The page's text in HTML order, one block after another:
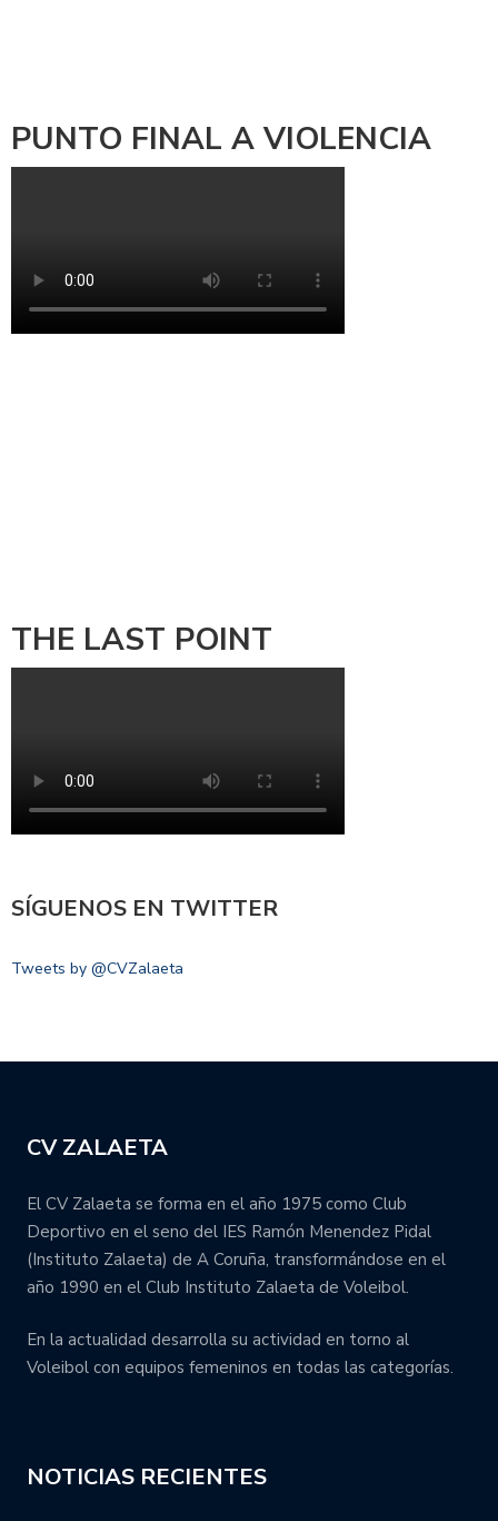
PUNTO FINAL A VIOLENCIA
THE LAST POINT
SÍGUENOS EN TWITTER
Tweets by @CVZalaeta
CV ZALAETA
El CV Zalaeta se forma en el año 1975 como Club
Deportivo en el seno del IES Ramón Menendez Pidal
(Instituto Zalaeta) de A Coruña, transformándose en el
año 1990 en el Club Instituto Zalaeta de Voleibol.
En la actualidad desarrolla su actividad en torno al
Voleibol con equipos femeninos en todas las categorías.
NOTICIAS RECIENTES